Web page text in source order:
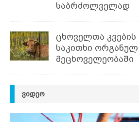
საბრძოლველად
ცხოველთა
საკითხი ორგანულ
მეცხოველეობაში
ᲕᲘᲓᲔᲝ